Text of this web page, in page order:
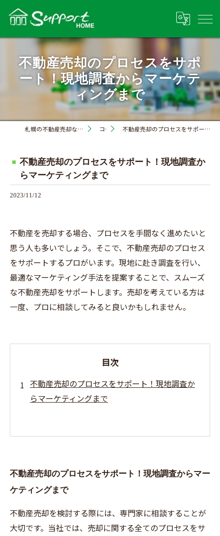
不動産売却のプロセスをサポ
ート！現地調査からマーケテ
ィングまで
札幌の不動産売却なら株式会社サポートホーム コラム 不動産売却のプロセスをサポート！現地調査からマーケティングまで
不動産売却のプロセスをサポート！現地調査か
らマーケティングまで
2023/11/12
不動産を売却する場合、プロセスを手間なく進めたいと
思う人も多いでしょう。そこで、不動産売却のプロセス
をサポートするプロがいます。現地に赴き調査を行い、
最適なマーケティング手法を提案することで、スムーズ
な不動産売却をサポートします。売却を考えている方は
一度、プロに相談してみると良いかもしれません。
目次
不動産売却のプロセスをサポート！現地調査か
らマーケティングまで
不動産売却のプロセスをサポート！現地調査からマー
ケティングまで
不動産売却を検討する際には、専門家に相談することが
大切です。当社では、売却に関する全てのプロセスをサ